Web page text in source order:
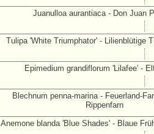
Juanulloa aurantiaca - Don Juan
Tulipa 'White Triumphator' - Lilienblütige
Epimedium grandiflorum 'Lilafee' -
Blechnum penna-marina - Feuerland-
Rippenfarn
Anemone blanda 'Blue Shades' - Blaue